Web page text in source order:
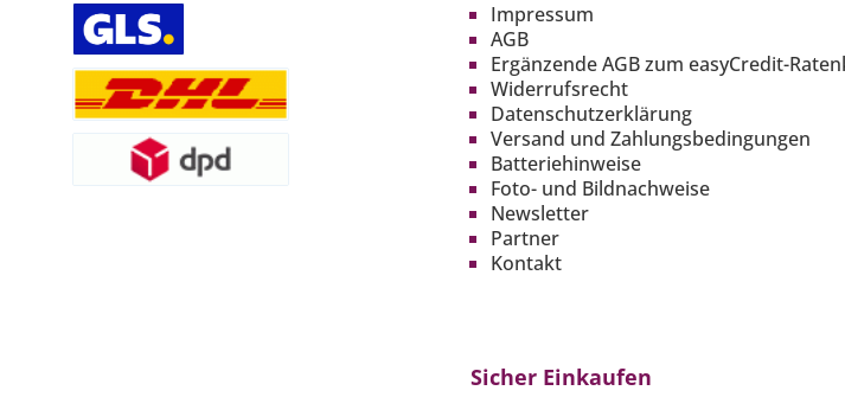
Impressum
AGB
Ergänzende AGB zum easyCredit-
Widerrufsrecht
Datenschutzerklärung
Versand und Zahlungsbedingungen
Batteriehinweise
Foto- und Bildnachweise
Newsletter
Partner
Kontakt
Sicher Einkaufen